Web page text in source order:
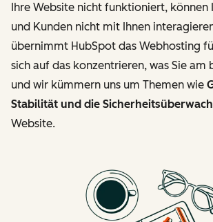
Ihre Website nicht funktioniert, können
und Kunden nicht mit Ihnen
übernimmt HubSpot das Webhosting
sich auf das konzentrieren, was Sie am
und wir kümmern uns um Themen wie
Stabilität und die
Website.